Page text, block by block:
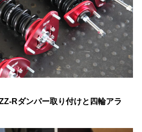
Rダンパー取り付けと四輪アラ